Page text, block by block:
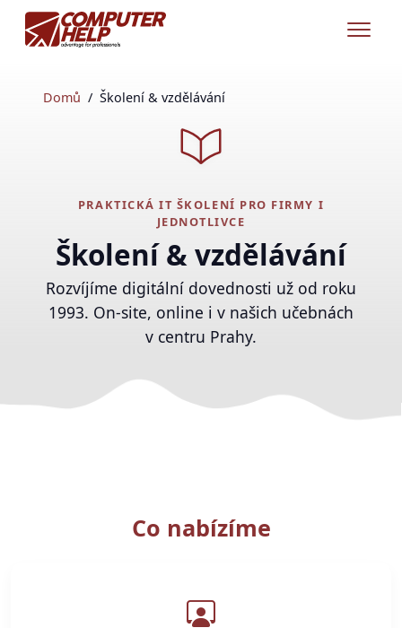
Domů Školení & vzdělávání
PRAKTICKÁ IT ŠKOLENÍ PRO FIRMY I
JEDNOTLIVCE
Školení & vzdělávání
Rozvíjíme digitální dovednosti už od roku
1993. On-site, online i v našich učebnách
v centru Prahy.
Co nabízíme